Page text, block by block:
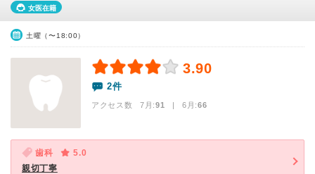
女医在籍
土曜（〜18:00）
3.90
2件
アクセス数 7月:91 | 6月:66
歯科
5.0
親切丁寧